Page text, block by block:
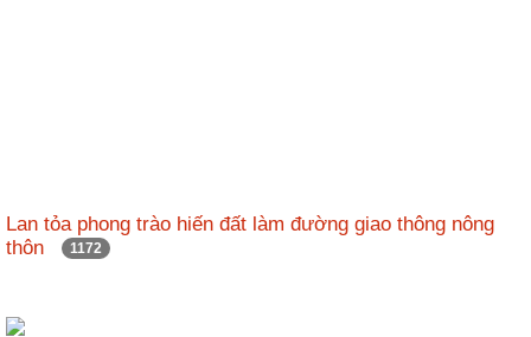
Lan tỏa phong trào hiến đất làm đường giao thông nông
thôn
1172